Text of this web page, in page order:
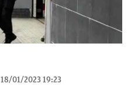
18/01/2023 19:23